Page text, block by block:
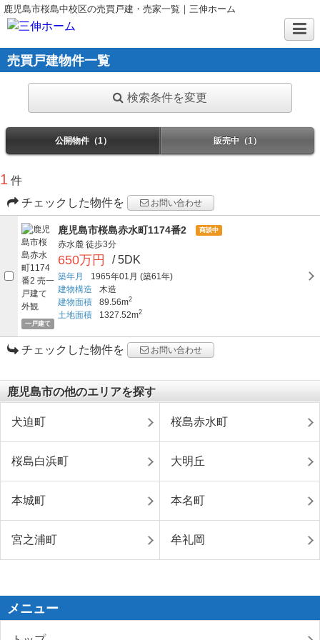
鹿児島市桜島中校区の売買戸建・売家一覧｜三伸ホーム
売買戸建物件一覧
検索条件を変更
公開物件（1） 販売中（1）
1 件
チェックした物件を
お問い合わせ
一戸建て
鹿児島市桜島赤水町1174番2 商談中
赤水麓 徒歩3分
650万円 / 5DK
築年月 1965年01月 (築61年)
建物構造
木造
建物面積
89.56m2
土地面積 1327.52m2
チェックした物件を お問い合わせ
鹿児島市の他のエリアを探す
犬迫町 桜島赤水町
桜島白浜町 大明丘
本城町 本名町
宮之浦町 牟礼岡
メニュー